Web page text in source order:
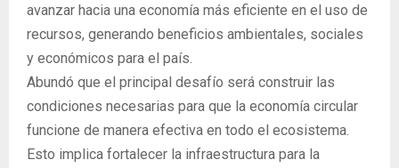
avanzar hacia una economía más eficiente en el uso de
recursos, generando beneficios ambientales, sociales
y económicos para el país.
Abundó que el principal desafío será construir las
condiciones necesarias para que la economía circular
funcione de manera efectiva en todo el ecosistema.
Esto implica fortalecer la infraestructura para la